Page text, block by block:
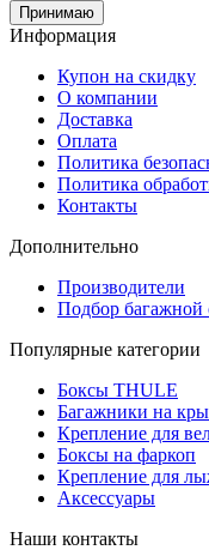
Принимаю
Информация
Купон на скидку
О компании
Доставка
Оплата
Политика
Политика
Контакты
Дополнительно
Производители
Подбор багажной
Популярные категории
Боксы THULE
Багажники на
Крепление для
Боксы на фаркоп
Крепление для
Аксессуары
Наши контакты